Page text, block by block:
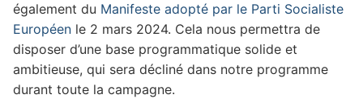
également du Manifeste adopté par le Parti Socialiste
Européen le 2 mars 2024. Cela nous permettra de
disposer d’une base programmatique solide et
ambitieuse, qui sera décliné dans notre programme
durant toute la campagne.